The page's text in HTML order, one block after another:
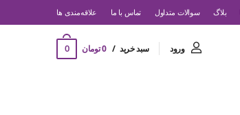
بلاگ سوالات متداول تماس با ما ‌علاقه‌مندی ها
ورود سبد خرید 0 تومان 0